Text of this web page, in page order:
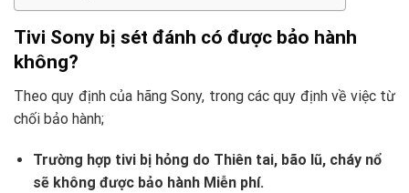
Tivi Sony bị sét đánh có được bảo hành
không?
Theo quy định của hãng Sony, trong các quy định về việc từ
chối bảo hành;
Trường hợp tivi bị hỏng do Thiên tai, bão lũ, cháy nổ
sẽ không được bảo hành Miễn phí.